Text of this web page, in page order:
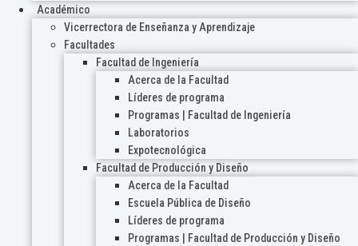
Académico
Vicerrectora de Enseñanza y Aprendizaje
Facultades
Facultad de Ingeniería
Acerca de la Facultad
Líderes de programa
Programas | Facultad de Ingeniería
Laboratorios
Expotecnológica
Facultad de Producción y Diseño
Acerca de la Facultad
Escuela Pública de Diseño
Líderes de programa
Programas | Facultad de Producción y Diseño